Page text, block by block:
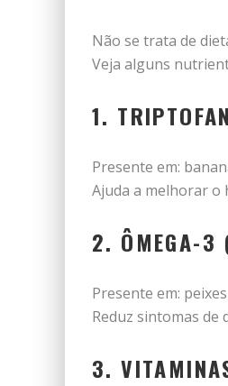
Não se trata de
Veja alguns
1.
Presente em:
Ajuda a melhorar o
2. ÔMEGA-3
Presente em:
Reduz sintomas de
3.